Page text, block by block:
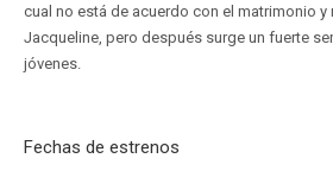
cual no está de acuerdo con el matrimonio y
Jacqueline, pero después surge un fuerte
jóvenes.
Fechas de estrenos